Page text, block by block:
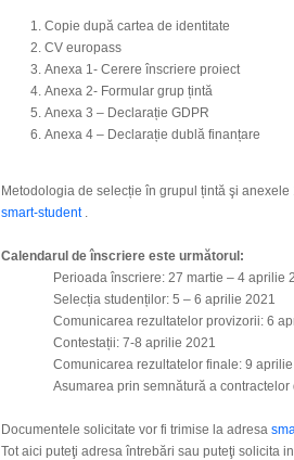
Copie după cartea de identitate
CV europass
Anexa 1- Cerere înscriere proiect
Anexa 2- Formular grup țintă
Anexa 3 – Declarație GDPR
Anexa 4 – Declarație dublă finanțare
Metodologia de selecție în grupul țintă şi
smart-student.
Calendarul de înscriere este următorul:
Perioada înscriere: 27 martie – 4 aprilie
Selecția studenților: 5 – 6 aprilie 2021
Comunicarea rezultatelor provizorii: 6
Contestații: 7-8 aprilie 2021
Comunicarea rezultatelor finale: 9
Asumarea prin semnătură a
Documentele solicitate vor fi trimise la adresa
Tot aici puteţi adresa întrebări sau puteţi solicita